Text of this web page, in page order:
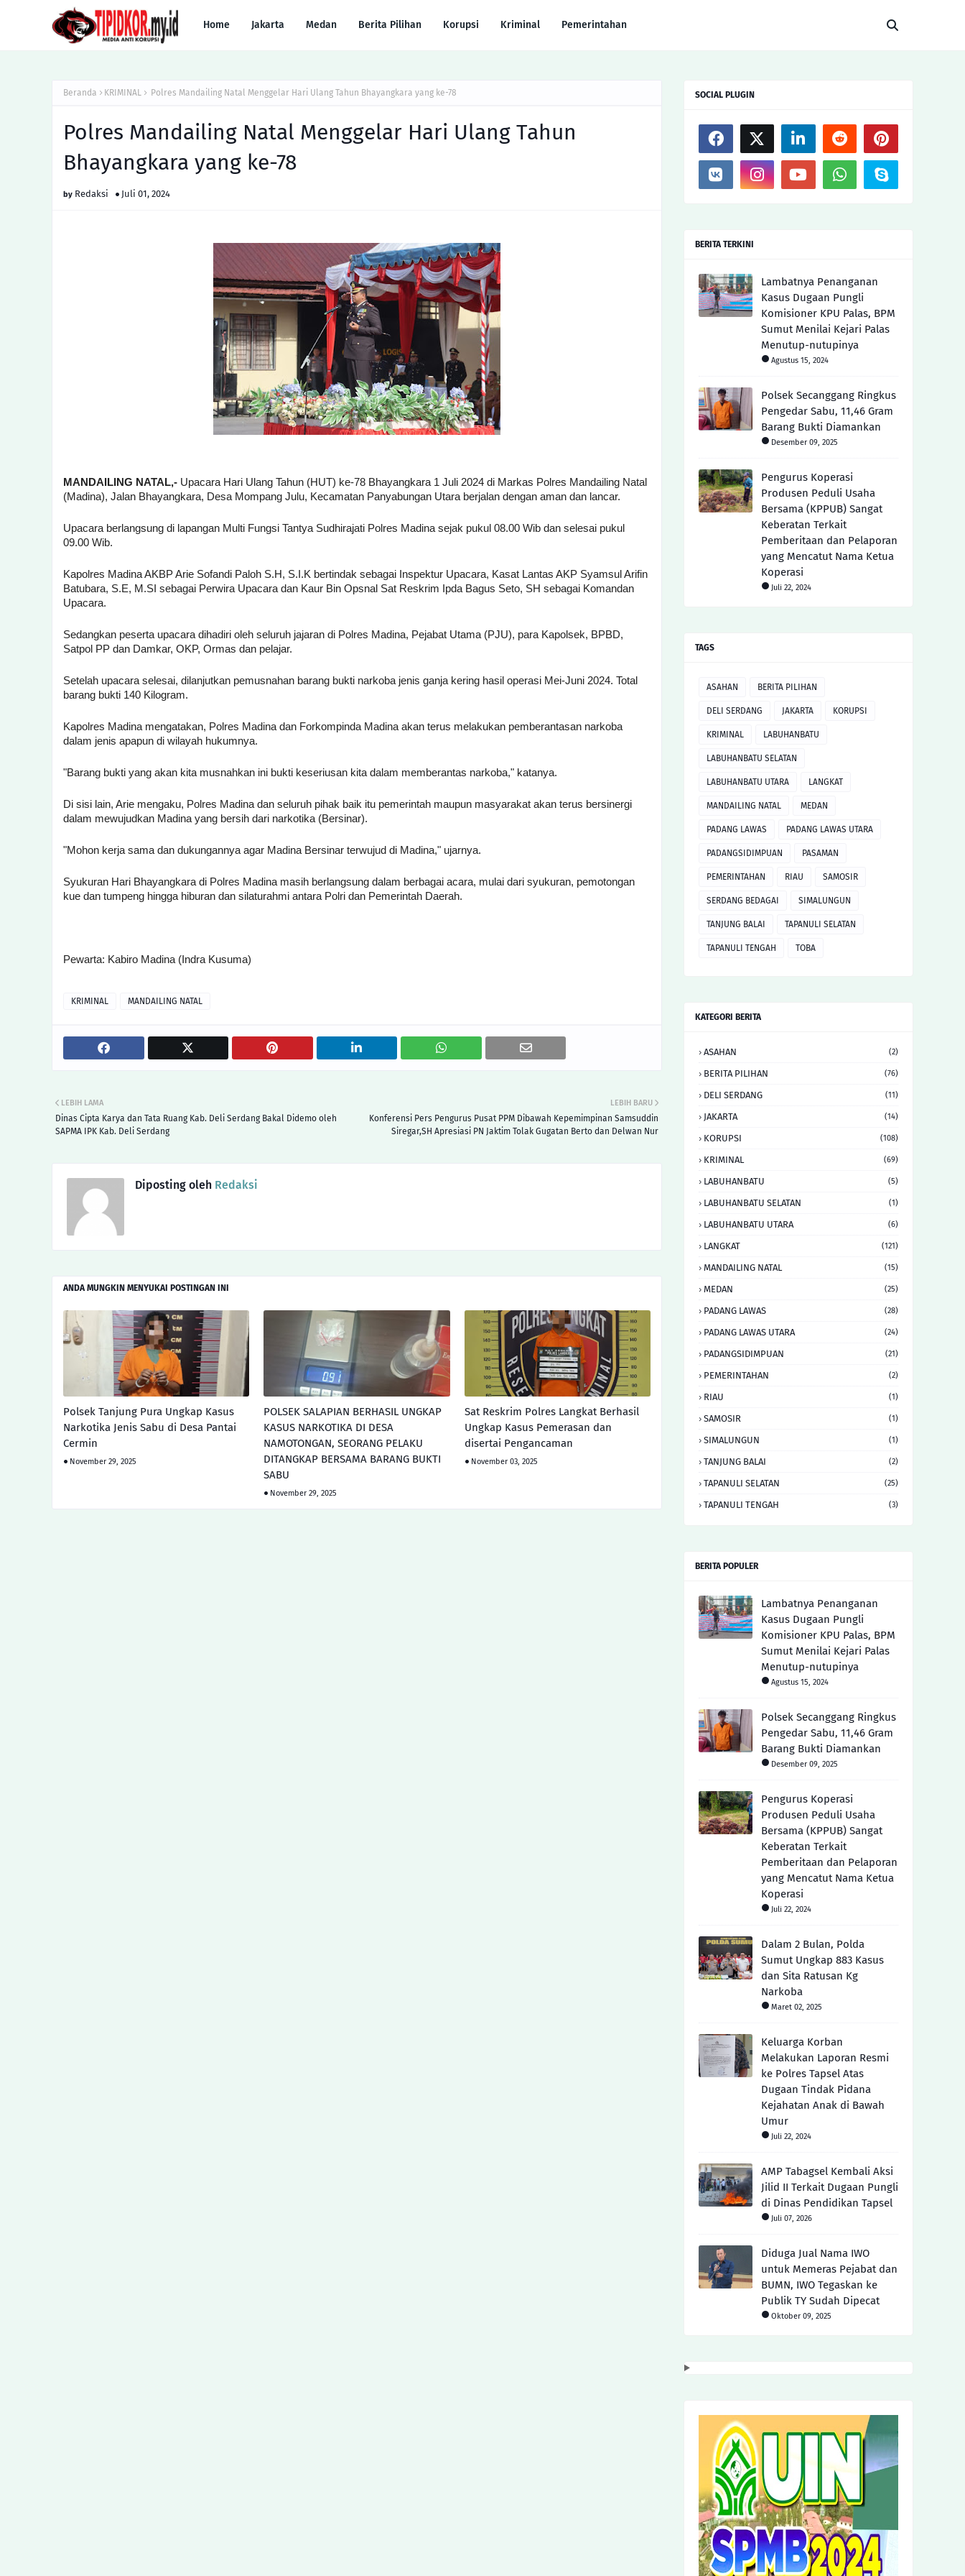
Home Jakarta Medan Berita Pilihan Korupsi Kriminal Pemerintahan
Beranda KRIMINAL Polres Mandailing Natal Menggelar Hari Ulang Tahun Bhayangkara yang ke-78
Polres Mandailing Natal Menggelar Hari Ulang Tahun
Bhayangkara yang ke-78
Redaksi Juli 01, 2024
MANDAILING NATAL,- Upacara Hari Ulang Tahun (HUT) ke-78 Bhayangkara 1 Juli 2024 di Markas Polres Mandailing Natal
(Madina), Jalan Bhayangkara, Desa Mompang Julu, Kecamatan Panyabungan Utara berjalan dengan aman dan lancar.
Upacara berlangsung di lapangan Multi Fungsi Tantya Sudhirajati Polres Madina sejak pukul 08.00 Wib dan selesai pukul
09.00 Wib.
Kapolres Madina AKBP Arie Sofandi Paloh S.H, S.I.K bertindak sebagai Inspektur Upacara, Kasat Lantas AKP Syamsul Arifin
Batubara, S.E, M.SI sebagai Perwira Upacara dan Kaur Bin Opsnal Sat Reskrim Ipda Bagus Seto, SH sebagai Komandan
Upacara.
Sedangkan peserta upacara dihadiri oleh seluruh jajaran di Polres Madina, Pejabat Utama (PJU), para Kapolsek, BPBD,
Satpol PP dan Damkar, OKP, Ormas dan pelajar.
Setelah upacara selesai, dilanjutkan pemusnahan barang bukti narkoba jenis ganja kering hasil operasi Mei-Juni 2024. Total
barang bukti 140 Kilogram.
Kapolres Madina mengatakan, Polres Madina dan Forkompinda Madina akan terus melakukan pemberantasan narkoba
dalam jenis apapun di wilayah hukumnya.
"Barang bukti yang akan kita musnahkan ini bukti keseriusan kita dalam memberantas narkoba," katanya.
Di sisi lain, Arie mengaku, Polres Madina dan seluruh pihak baik itu pemerintah maupun masyarakat akan terus bersinergi
dalam mewujudkan Madina yang bersih dari narkotika (Bersinar).
"Mohon kerja sama dan dukungannya agar Madina Bersinar terwujud di Madina," ujarnya.
Syukuran Hari Bhayangkara di Polres Madina masih berlangsung dalam berbagai acara, mulai dari syukuran, pemotongan
kue dan tumpeng hingga hiburan dan silaturahmi antara Polri dan Pemerintah Daerah.
Pewarta: Kabiro Madina (Indra Kusuma)
KRIMINAL MANDAILING NATAL
LEBIH BARU
Konferensi Pers Pengurus Pusat PPM Dibawah Kepemimpinan Samsuddin
Siregar,SH Apresiasi PN Jaktim Tolak Gugatan Berto dan Delwan Nur
LEBIH LAMA
Dinas Cipta Karya dan Tata Ruang Kab. Deli Serdang Bakal Didemo oleh
SAPMA IPK Kab. Deli Serdang
Diposting oleh Redaksi
ANDA MUNGKIN MENYUKAI POSTINGAN INI
Polsek Tanjung Pura Ungkap Kasus
Narkotika Jenis Sabu di Desa Pantai
Cermin
November 29, 2025
POLSEK SALAPIAN BERHASIL UNGKAP
KASUS NARKOTIKA DI DESA
NAMOTONGAN, SEORANG PELAKU
DITANGKAP BERSAMA BARANG BUKTI
SABU
November 29, 2025
Sat Reskrim Polres Langkat Berhasil
Ungkap Kasus Pemerasan dan
disertai Pengancaman
November 03, 2025
SOCIAL PLUGIN
BERITA TERKINI
Lambatnya Penanganan
Kasus Dugaan Pungli
Komisioner KPU Palas, BPM
Sumut Menilai Kejari Palas
Menutup-nutupinya
Agustus 15, 2024
Polsek Secanggang Ringkus
Pengedar Sabu, 11,46 Gram
Barang Bukti Diamankan
Desember 09, 2025
Pengurus Koperasi
Produsen Peduli Usaha
Bersama (KPPUB) Sangat
Keberatan Terkait
Pemberitaan dan Pelaporan
yang Mencatut Nama Ketua
Koperasi
Juli 22, 2024
TAGS
ASAHAN BERITA PILIHAN
DELI SERDANG JAKARTA KORUPSI
KRIMINAL LABUHANBATU
LABUHANBATU SELATAN
LABUHANBATU UTARA LANGKAT
MANDAILING NATAL MEDAN
PADANG LAWAS PADANG LAWAS UTARA
PADANGSIDIMPUAN PASAMAN
PEMERINTAHAN RIAU SAMOSIR
SERDANG BEDAGAI SIMALUNGUN
TANJUNG BALAI TAPANULI SELATAN
TAPANULI TENGAH TOBA
KATEGORI BERITA
ASAHAN (2)
BERITA PILIHAN (76)
DELI SERDANG (11)
JAKARTA (14)
KORUPSI (108)
KRIMINAL (69)
LABUHANBATU (5)
LABUHANBATU SELATAN (1)
LABUHANBATU UTARA (6)
LANGKAT (121)
MANDAILING NATAL (15)
MEDAN (25)
PADANG LAWAS (28)
PADANG LAWAS UTARA (24)
PADANGSIDIMPUAN (21)
PEMERINTAHAN (2)
RIAU (1)
SAMOSIR (1)
SIMALUNGUN (1)
TANJUNG BALAI (2)
TAPANULI SELATAN (25)
TAPANULI TENGAH (3)
BERITA POPULER
Lambatnya Penanganan
Kasus Dugaan Pungli
Komisioner KPU Palas, BPM
Sumut Menilai Kejari Palas
Menutup-nutupinya
Agustus 15, 2024
Polsek Secanggang Ringkus
Pengedar Sabu, 11,46 Gram
Barang Bukti Diamankan
Desember 09, 2025
Pengurus Koperasi
Produsen Peduli Usaha
Bersama (KPPUB) Sangat
Keberatan Terkait
Pemberitaan dan Pelaporan
yang Mencatut Nama Ketua
Koperasi
Juli 22, 2024
Dalam 2 Bulan, Polda
Sumut Ungkap 883 Kasus
dan Sita Ratusan Kg
Narkoba
Maret 02, 2025
Keluarga Korban
Melakukan Laporan Resmi
ke Polres Tapsel Atas
Dugaan Tindak Pidana
Kejahatan Anak di Bawah
Umur
Juli 22, 2024
AMP Tabagsel Kembali Aksi
Jilid II Terkait Dugaan Pungli
di Dinas Pendidikan Tapsel
Juli 07, 2026
Diduga Jual Nama IWO
untuk Memeras Pejabat dan
BUMN, IWO Tegaskan ke
Publik TY Sudah Dipecat
Oktober 09, 2025